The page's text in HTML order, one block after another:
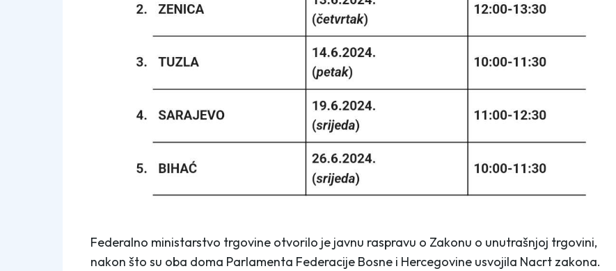
Federalno ministarstvo trgovine otvorilo je javnu raspravu o Zakonu o unutrašnjoj trgovini,
nakon što su oba doma Parlamenta Federacije Bosne i Hercegovine usvojila Nacrt zakona.